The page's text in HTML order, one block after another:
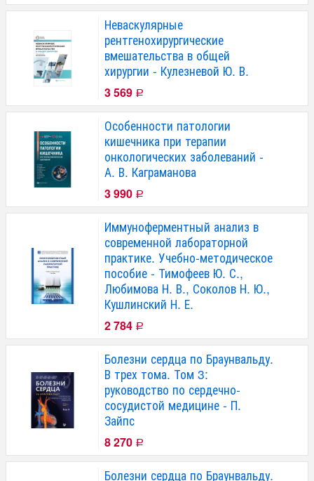
Неваскулярные
рентгенохирургические
вмешательства в общей
хирургии - Кулезневой Ю. В.
3 569 Р
Особенности патологии
кишечника при терапии
онкологических заболеваний -
А. В. Каграманова
3 990 Р
Иммуноферментный анализ в
современной лабораторной
практике. Учебно-методическое
пособие - Тимофеев Ю. С.,
Любимова Н. В., Соколов Н. Ю.,
Кушлинский Н. Е.
2 784 Р
Болезни сердца по Браунвальду.
В трех тома. Том 3:
руководство по сердечно-
сосудистой медицине - П.
Зайпс
8 270 Р
Болезни сердца по Браунвальду.